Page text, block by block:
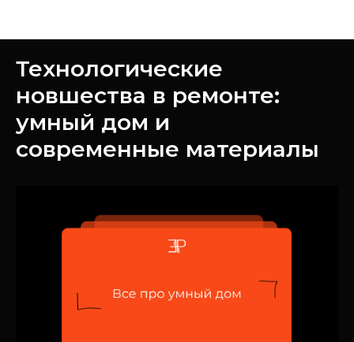
Технологические
новшества в ремонте:
умный дом и
современные материалы